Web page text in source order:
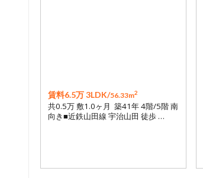
賃料6.5万 3LDK/56.33m2
共0.5万 敷1.0ヶ月 築41年 4階/5階 南
向き■近鉄山田線 宇治山田 徒歩 …